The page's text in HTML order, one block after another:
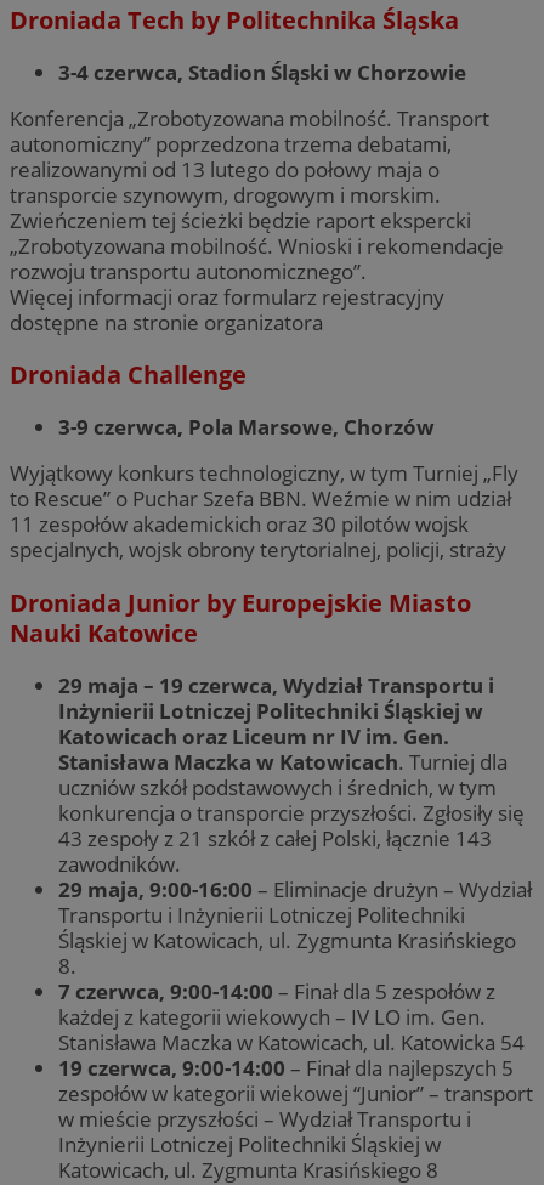
Droniada Tech by Politechnika Śląska
3-4 czerwca, Stadion Śląski w Chorzowie
Konferencja „Zrobotyzowana mobilność. Transport
autonomiczny” poprzedzona trzema debatami,
realizowanymi od 13 lutego do połowy maja o
transporcie szynowym, drogowym i morskim.
Zwieńczeniem tej ścieżki będzie raport ekspercki
„Zrobotyzowana mobilność. Wnioski i rekomendacje
rozwoju transportu autonomicznego”.
Więcej informacji oraz formularz rejestracyjny
dostępne na stronie organizatora
Droniada Challenge
3-9 czerwca, Pola Marsowe, Chorzów
Wyjątkowy konkurs technologiczny, w tym Turniej „Fly
to Rescue” o Puchar Szefa BBN. Weźmie w nim udział
11 zespołów akademickich oraz 30 pilotów wojsk
specjalnych, wojsk obrony terytorialnej, policji, straży
Droniada Junior by Europejskie Miasto
Nauki Katowice
29 maja – 19 czerwca, Wydział Transportu i
Inżynierii Lotniczej Politechniki Śląskiej w
Katowicach oraz Liceum nr IV im. Gen.
Stanisława Maczka w Katowicach. Turniej dla
uczniów szkół podstawowych i średnich, w tym
konkurencja o transporcie przyszłości. Zgłosiły się
43 zespoły z 21 szkół z całej Polski, łącznie 143
zawodników.
29 maja, 9:00-16:00 – Eliminacje drużyn – Wydział
Transportu i Inżynierii Lotniczej Politechniki
Śląskiej w Katowicach, ul. Zygmunta Krasińskiego
8.
7 czerwca, 9:00-14:00 – Finał dla 5 zespołów z
każdej z kategorii wiekowych – IV LO im. Gen.
Stanisława Maczka w Katowicach, ul. Katowicka 54
19 czerwca, 9:00-14:00 – Finał dla najlepszych 5
zespołów w kategorii wiekowej “Junior” – transport
w mieście przyszłości – Wydział Transportu i
Inżynierii Lotniczej Politechniki Śląskiej w
Katowicach, ul. Zygmunta Krasińskiego 8